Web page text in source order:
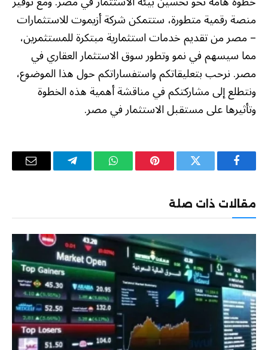
منصة رقمية متطورة، ستتمكن شركة أزيموت للاستثمارات
– مصر من تقديم خدمات استثمارية مبتكرة للمستثمرين،
مما سيسهم في نمو وتطور سوق الاستثمار العقاري في
مصر. نرحب بتعليقاتكم واستفساراتكم حول هذا الموضوع،
ونتطلع إلى مشاركتكم في مناقشة أهمية هذه الخطوة
وتأثيرها على مستقبل الاستثمار في مصر.
فيسبوك تويتر بينتيريستواتساب تيلقرام
البريد
مقالات ذات صلة